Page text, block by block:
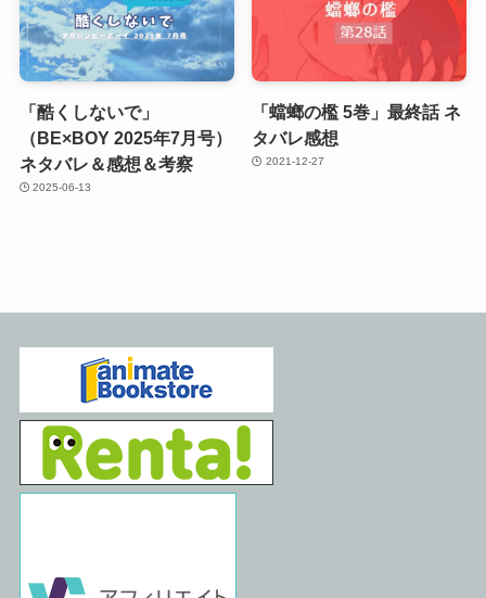
「酷くしないで」
（BE×BOY 2025年7月号）
ネタバレ＆感想＆考察
2025-06-13
「蟷螂の檻 5巻」最終話 ネ
タバレ感想
2021-12-27